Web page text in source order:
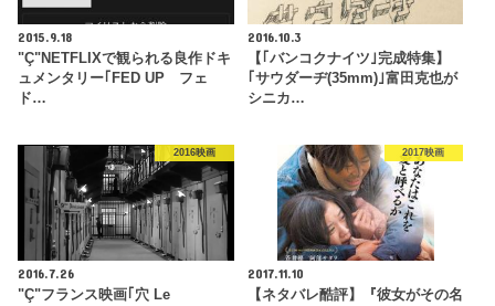
2015.9.18
"Ç"NETFLIXで観られる良作ドキ
ュメンタリー｢FED UP フェ
ド…
2016.10.3
【｢バンコクナイツ｣完成特集】
｢サウダーヂ(35mm)｣富田克也が
シニカ…
2016映画
2016.7.26
"Ç"フランス映画｢穴 Le
2017映画
2017.11.10
【ネタバレ酷評】『彼女がその名